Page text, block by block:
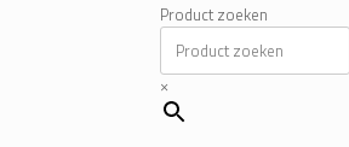
Product zoeken
×